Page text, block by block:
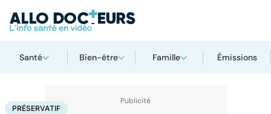
Santé Bien-être Famille Émissions
AccueilSantéMaladies Préservatif
PRÉSERVATIF